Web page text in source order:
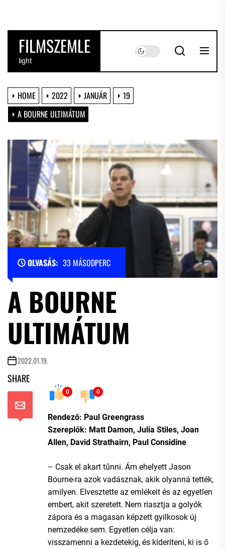
the
contentFILMSZEMLE
light
HOME 2022 JANUÁR
19
A BOURNE ULTIMÁTUM
OLVASÁS: 33 MÁSODPERC
A BOURNE
ULTIMÁTUM
2022.01.19.
SHARE
0 0
Rendező: Paul Greengrass
Szereplők: Matt Damon, Julia Stiles, Joan
Allen, David Strathairn, Paul Considine
– Csak el akart tűnni. Ám ehelyett Jason
Bourne-ra azok vadásznak, akik olyanná tették,
amilyen. Elvesztette az emlékeit és az egyetlen
embert, akit szeretett. Nem riasztja a golyók
zápora és a magasan képzett gyilkosok új
nemzedéke sem. Egyetlen célja van:
visszamenni a kezdetekig, és kideríteni, ki is ő